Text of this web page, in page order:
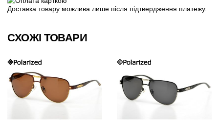
Доставка товару можлива лише після підтвердження платежу.
СХОЖІ ТОВАРИ